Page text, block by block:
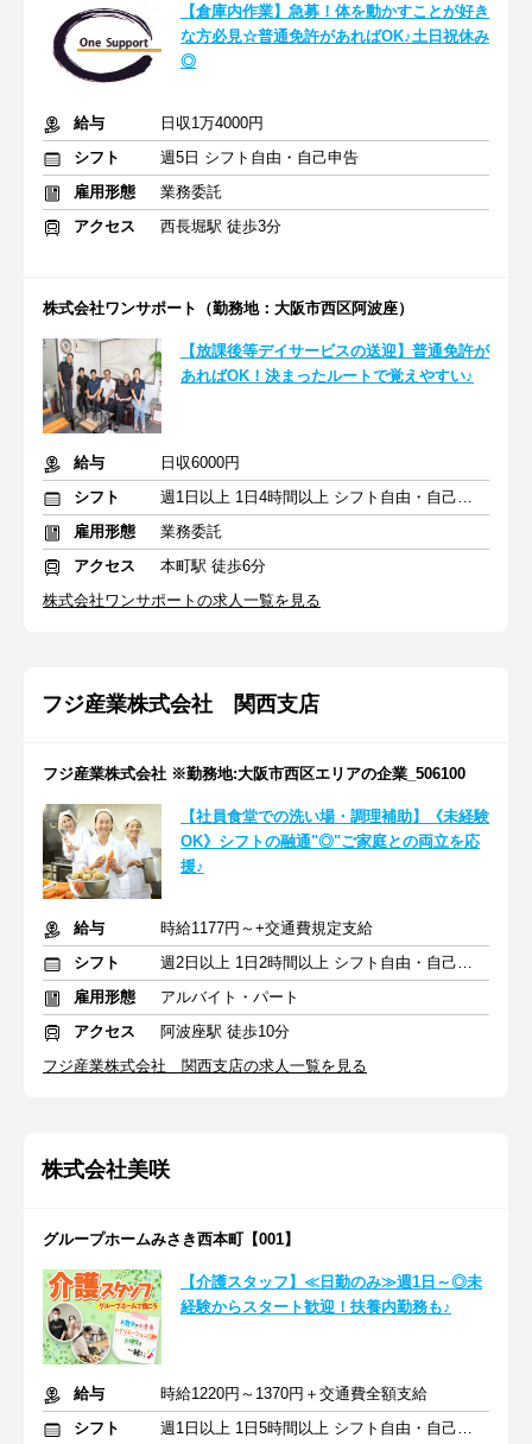
【倉庫内作業】急募！体を動かすことが好き
な方必見☆普通免許があればOK♪土日祝休み
◎
給与
日収1万4000円
シフト
週5日 シフト自由・自己申告
雇用形態
業務委託
アクセス
西長堀駅 徒歩3分
株式会社ワンサポート（勤務地：大阪市西区阿波座）
【放課後等デイサービスの送迎】普通免許が
あればOK！決まったルートで覚えやすい♪
給与
日収6000円
シフト
週1日以上 1日4時間以上 シフト自由・自己申告
雇用形態
業務委託
アクセス
本町駅 徒歩6分
株式会社ワンサポートの求人一覧を見る
フジ産業株式会社 関西支店
フジ産業株式会社 ※勤務地:大阪市西区エリアの企業_506100
【社員食堂での洗い場・調理補助】《未経験
OK》シフトの融通"◎"ご家庭との両立を応
援♪
給与
時給1177円～+交通費規定支給
シフト
週2日以上 1日2時間以上 シフト自由・自己申告
雇用形態
アルバイト・パート
アクセス
阿波座駅 徒歩10分
フジ産業株式会社 関西支店の求人一覧を見る
株式会社美咲
グループホームみさき西本町【001】
【介護スタッフ】≪日勤のみ≫週1日～◎未
経験からスタート歓迎！扶養内勤務も♪
給与
時給1220円～1370円＋交通費全額支給
シフト
週1日以上 1日5時間以上 シフト自由・自己申告